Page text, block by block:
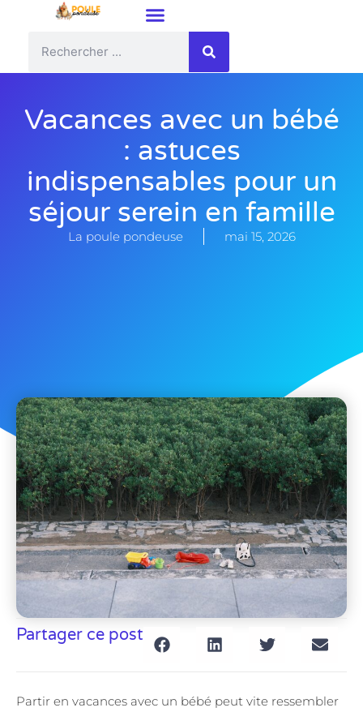
Vacances avec un bébé
: astuces
indispensables pour un
séjour serein en famille
La poule pondeuse mai 15, 2026
Partager ce post
Partir en vacances avec un bébé peut vite ressembler